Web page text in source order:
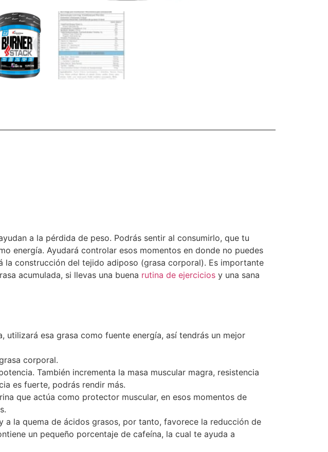
a la pérdida de peso. Podrás sentir al consumirlo, que tu
energía. Ayudará controlar esos momentos en donde no puedes
la construcción del tejido adiposo (grasa corporal). Es importante
acumulada, si llevas una buena rutina de ejercicios y una sana
esa grasa como fuente energía, así tendrás un mejor
corporal.
También incrementa la masa muscular magra, resistencia
es fuerte, podrás rendir más.
que actúa como protector muscular, en esos momentos de
a la quema de ácidos grasos, por tanto, favorece la reducción de
un pequeño porcentaje de cafeína, la cual te ayuda a